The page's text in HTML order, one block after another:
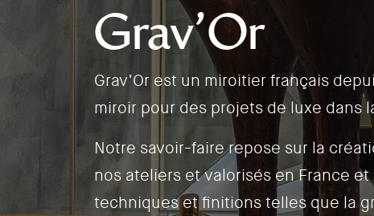
Grav’Or
Grav’Or est un miroitier français
miroir pour des projets de luxe dans
Notre savoir-faire repose sur la
nos ateliers et valorisés en France
techniques et finitions telles que la